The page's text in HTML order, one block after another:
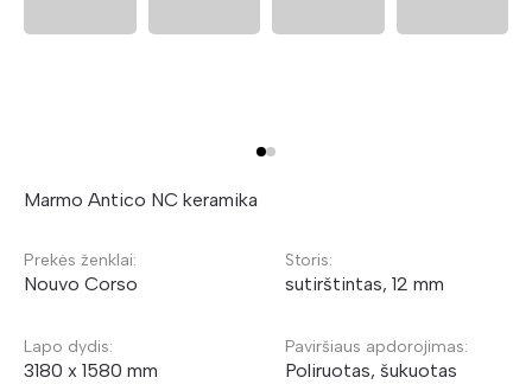
Marmo Antico NC keramika
Prekės ženklai:
Nouvo Corso
Storis:
sutirštintas, 12 mm
Lapo dydis:
3180 x 1580 mm
Paviršiaus apdorojimas:
Poliruotas, šukuotas